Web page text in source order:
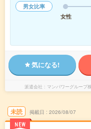
男女比率
女性
気になる!
派遣会社 マンパワーグループ
未読
NEW
掲載日 2026/08/07